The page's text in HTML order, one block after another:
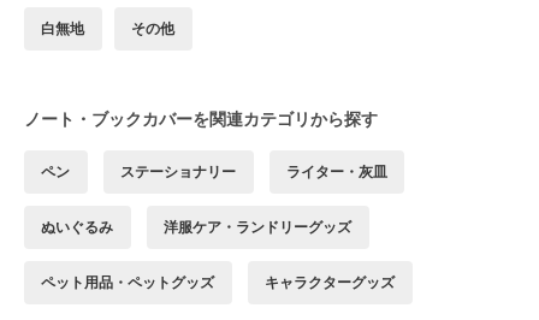
白無地 その他
ノート・ブックカバーを関連カテゴリから探す
ペン ステーショナリー ライター・灰皿
ぬいぐるみ 洋服ケア・ランドリーグッズ
ペット用品・ペットグッズ キャラクターグッズ